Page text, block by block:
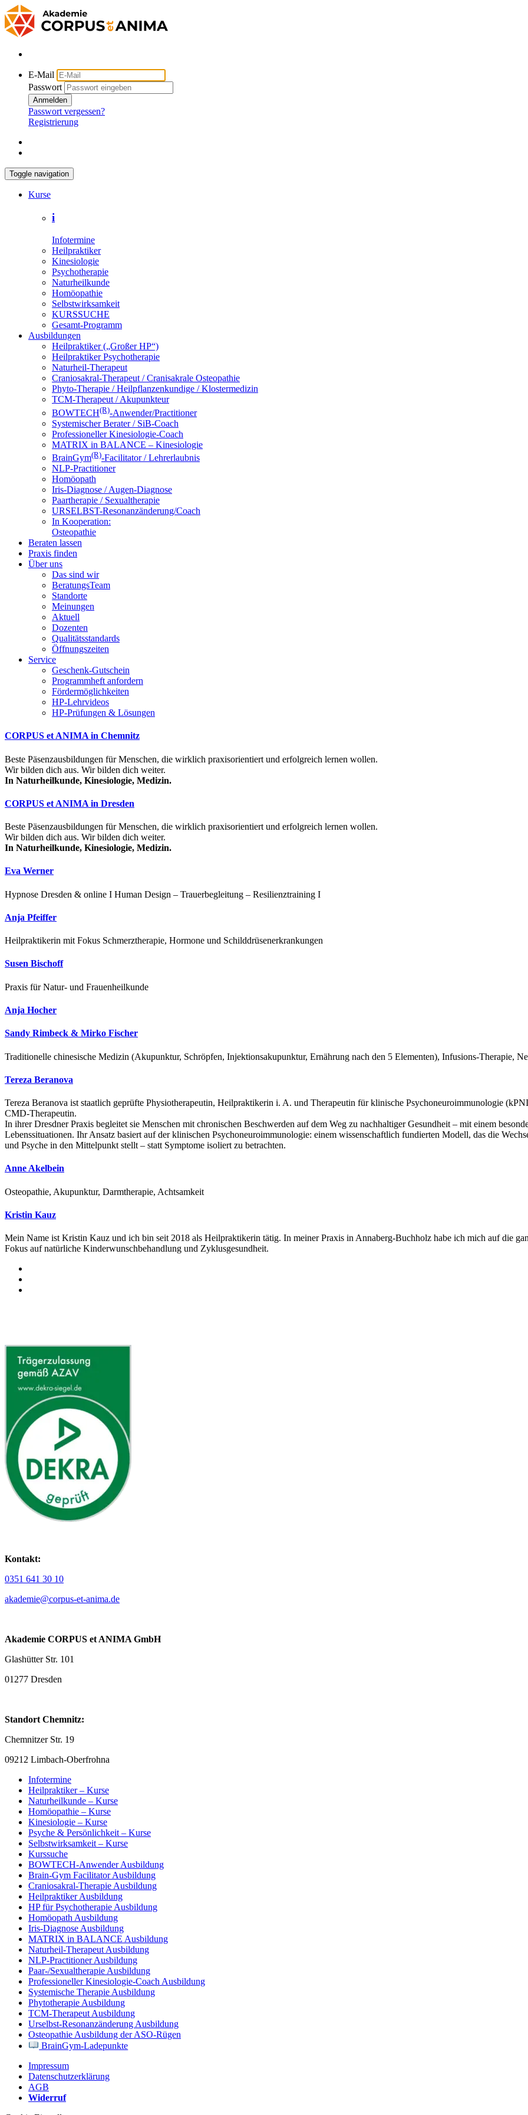
E-Mail
Passwort
Anmelden
Passwort vergessen?
Registrierung
Toggle navigation
Kurse
i
Infotermine
Heilpraktiker
Kinesiologie
Psychotherapie
Naturheilkunde
Homöopathie
Selbstwirksamkeit
KURSSUCHE
Gesamt-Programm
Ausbildungen
Heilpraktiker („Großer HP“)
Heilpraktiker Psychotherapie
Naturheil-Therapeut
Craniosakral-Therapeut / Cranisakrale Osteopathie
Phyto-Therapie / Heilpflanzenkundige / Klostermedizin
TCM-Therapeut / Akupunkteur
BOWTECH(R)-Anwender/Practitioner
Systemischer Berater / SiB-Coach
Professioneller Kinesiologie-Coach
MATRIX in BALANCE – Kinesiologie
BrainGym(R)-Facilitator / Lehrerlaubnis
NLP-Practitioner
Homöopath
Iris-Diagnose / Augen-Diagnose
Paartherapie / Sexualtherapie
URSELBST-Resonanzänderung/Coach
In Kooperation:
Osteopathie
Beraten lassen
Praxis finden
Über uns
Das sind wir
BeratungsTeam
Standorte
Meinungen
Aktuell
Dozenten
Qualitätsstandards
Öffnungszeiten
Service
Geschenk-Gutschein
Programmheft anfordern
Fördermöglichkeiten
HP-Lehrvideos
HP-Prüfungen & Lösungen
CORPUS et ANIMA in Chemnitz
Beste Päsenzausbildungen für Menschen, die wirklich praxisorientiert und erfolgreich lernen wollen.
Wir bilden dich aus. Wir bilden dich weiter.
In Naturheilkunde, Kinesiologie, Medizin.
CORPUS et ANIMA in Dresden
Beste Päsenzausbildungen für Menschen, die wirklich praxisorientiert und erfolgreich lernen wollen.
Wir bilden dich aus. Wir bilden dich weiter.
In Naturheilkunde, Kinesiologie, Medizin.
Eva Werner
Hypnose Dresden & online I Human Design – Trauerbegleitung – Resilienztraining I
Anja Pfeiffer
Heilpraktikerin mit Fokus Schmerztherapie, Hormone und Schilddrüsenerkrankungen
Susen Bischoff
Praxis für Natur- und Frauenheilkunde
Anja Hocher
Sandy Rimbeck & Mirko Fischer
Traditionelle chinesische Medizin (Akupunktur, Schröpfen, Injektionsakupunktur, Ernährung nach den 5 Elementen), Infusions-Therapie,
Tereza Beranova
Tereza Beranova ist staatlich geprüfte Physiotherapeutin, Heilpraktikerin i. A. und Therapeutin für klinische Psychoneuroimmunologie
CMD-Therapeutin.
In ihrer Dresdner Praxis begleitet sie Menschen mit chronischen Beschwerden auf dem Weg zu nachhaltiger Gesundheit – mit einem
Lebenssituationen. Ihr Ansatz basiert auf der klinischen Psychoneuroimmunologie: einem wissenschaftlich fundierten Modell, das die
und Psyche in den Mittelpunkt stellt – statt Symptome isoliert zu betrachten.
Anne Akelbein
Osteopathie, Akupunktur, Darmtherapie, Achtsamkeit
Kristin Kauz
Mein Name ist Kristin Kauz und ich bin seit 2018 als Heilpraktikerin tätig. In meiner Praxis in Annaberg-Buchholz habe ich mich auf die
Fokus auf natürliche Kinderwunschbehandlung und Zyklusgesundheit.
Kontakt:
0351 641 30 10
akademie@corpus-et-anima.de
Akademie CORPUS et ANIMA GmbH
Glashütter Str. 101
01277 Dresden
Standort Chemnitz:
Chemnitzer Str. 19
09212 Limbach-Oberfrohna
Infotermine
Heilpraktiker – Kurse
Naturheilkunde – Kurse
Homöopathie – Kurse
Kinesiologie – Kurse
Psyche & Persönlichkeit – Kurse
Selbstwirksamkeit – Kurse
Kurssuche
BOWTECH-Anwender Ausbildung
Brain-Gym Facilitator Ausbildung
Craniosakral-Therapie Ausbildung
Heilpraktiker Ausbildung
HP für Psychotherapie Ausbildung
Homöopath Ausbildung
Iris-Diagnose Ausbildung
MATRIX in BALANCE Ausbildung
Naturheil-Therapeut Ausbildung
NLP-Practitioner Ausbildung
Paar-/Sexualtherapie Ausbildung
Professioneller Kinesiologie-Coach Ausbildung
Systemische Therapie Ausbildung
Phytotherapie Ausbildung
TCM-Therapeut Ausbildung
Urselbst-Resonanzänderung Ausbildung
Osteopathie Ausbildung der ASO-Rügen
BrainGym-Ladepunkte
Impressum
Datenschutzerklärung
AGB
Widerruf